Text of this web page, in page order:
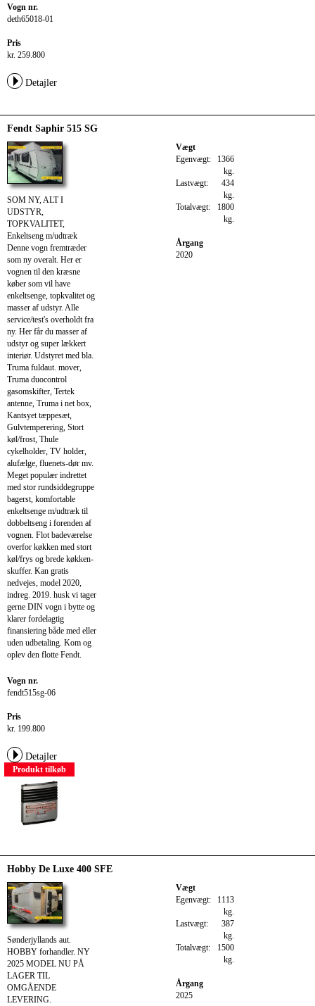
Vogn nr.
deth65018-01
Pris
kr. 259.800
Detajler
Fendt Saphir 515 SG
SOM NY, ALT I
UDSTYR,
TOPKVALITET,
Enkeltseng m/udtræk
Denne vogn fremtræder
som ny overalt. Her er
vognen til den kræsne
køber som vil have
enkeltsenge, topkvalitet og
masser af udstyr. Alle
service/test's overholdt fra
ny. Her får du masser af
udstyr og super lækkert
interiør. Udstyret med bla.
Truma fuldaut. mover,
Truma duocontrol
gasomskifter, Tertek
antenne, Truma i net box,
Kantsyet tæppesæt,
Gulvtemperering, Stort
køl/frost, Thule
cykelholder, TV holder,
alufælge, fluenets-dør mv.
Meget populær indrettet
med stor rundsiddegruppe
bagerst, komfortable
enkeltsenge m/udtræk til
dobbeltseng i forenden af
vognen. Flot badeværelse
overfor køkken med stort
køl/frys og brede køkken-
skuffer. Kan gratis
nedvejes, model 2020,
indreg. 2019. husk vi tager
gerne DIN vogn i bytte og
klarer fordelagtig
finansiering både med eller
uden udbetaling. Kom og
oplev den flotte Fendt.
Vægt
Egenvægt: 1366
kg.
Lastvægt:
434
kg.
Totalvægt:
1800
kg.
Årgang
2020
Vogn nr.
fendt515sg-06
Pris
kr. 199.800
Detajler
Produkt tilkøb
Hobby De Luxe 400 SFE
Sønderjyllands aut.
HOBBY forhandler. NY
2025 MODEL NU PÅ
LAGER TIL
OMGÅENDE
LEVERING.
Vægt
Egenvægt: 1113
kg.
Lastvægt:
387
kg.
Totalvægt:
1500
kg.
Årgang
2025